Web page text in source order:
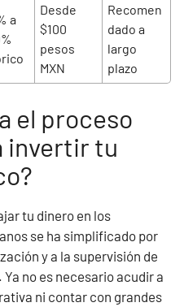
a
Desde
$100
pesos
MXN
Recomen
dado a
largo
plazo
el proceso
invertir tu
tu dinero en los
se ha simplificado por
y a la supervisión de
no es necesario acudir a
ni contar con grandes